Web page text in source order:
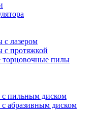
лазером
с протяжкой
пилы
пильным диском
абразивным диском